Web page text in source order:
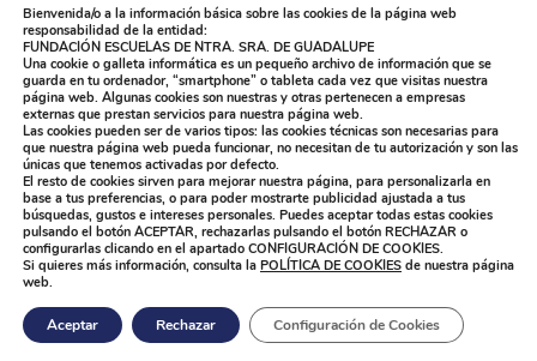
La Salle Antúnez
La Salle Arucas
La Salle Centro Universitario
La Salle Corral
La Salle Griñón
La Salle Institución
La Salle La Laguna
La Salle La Paloma
La Salle Maravillas
La Salle Plasencia
La Salle Sagrado Corazón
La Salle San Ildefonso
La Salle San Rafael
La Salle Talavera
La Salle Valdemorillo
Designed by showin -Política de Privacidad|
Compromiso con la Protección de Datos Personales
|Política de Cookies
Bienvenida/o a la información básica sobre las cookies de la página web
responsabilidad de la entidad:
FUNDACIÓN ESCUELAS DE NTRA. SRA. DE GUADALUPE
Una cookie o galleta informática es un pequeño archivo de información que se
guarda en tu ordenador, “smartphone” o tableta cada vez que visitas nuestra
página web. Algunas cookies son nuestras y otras pertenecen a empresas
externas que prestan servicios para nuestra página web.
Las cookies pueden ser de varios tipos: las cookies técnicas son necesarias para
que nuestra página web pueda funcionar, no necesitan de tu autorización y son las
únicas que tenemos activadas por defecto.
El resto de cookies sirven para mejorar nuestra página, para personalizarla en
base a tus preferencias, o para poder mostrarte publicidad ajustada a tus
búsquedas, gustos e intereses personales. Puedes aceptar todas estas cookies
pulsando el botón ACEPTAR, rechazarlas pulsando el botón RECHAZAR o
configurarlas clicando en el apartado CONFIGURACIÓN DE COOKIES.
Si quieres más información, consulta la POLÍTICA DE COOKIES de nuestra página
web.
Aceptar Rechazar Configuración de Cookies